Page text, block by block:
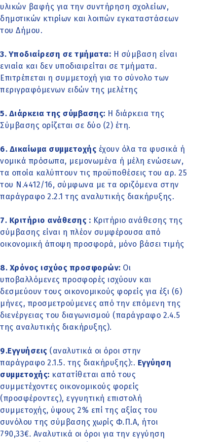
υλικών βαφής για την συντήρηση σχολείων,
δημοτικών κτιρίων και λοιπών εγκαταστάσεων
του Δήμου.
3. Υποδιαίρεση σε τμήματα: Η σύμβαση είναι
ενιαία και δεν υποδιαιρείται σε τμήματα.
Επιτρέπεται η συμμετοχή για το σύνολο των
περιγραφόμενων ειδών της μελέτης
5. Διάρκεια της σύμβασης: Η διάρκεια της
Σύμβασης ορίζεται σε δύο (2) έτη.
6. Δικαίωμα συμμετοχής έχουν όλα τα φυσικά ή
νομικά πρόσωπα, μεμονωμένα ή μέλη ενώσεων,
τα οποία καλύπτουν τις προϋποθέσεις του αρ. 25
του Ν.4412/16, σύμφωνα με τα οριζόμενα στην
παράγραφο 2.2.1 της αναλυτικής διακήρυξης.
7. Κριτήριο ανάθεσης : Κριτήριο ανάθεσης της
σύμβασης είναι η πλέον συμφέρουσα από
οικονομική άποψη προσφορά, μόνο βάσει τιμής
8. Χρόνος ισχύος προσφορών: Οι
υποβαλλόμενες προσφορές ισχύουν και
δεσμεύουν τους οικονομικούς φορείς για έξι (6)
μήνες, προσμετρούμενες από την επόμενη της
διενέργειας του διαγωνισμού (παράγραφο 2.4.5
της αναλυτικής διακήρυξης).
9.Εγγυήσεις (αναλυτικά οι όροι στην
παράγραφο 2.1.5. της διακήρυξης):. Εγγύηση
συμμετοχής: κατατίθεται από τους
συμμετέχοντες οικονομικούς φορείς
(προσφέροντες), εγγυητική επιστολή
συμμετοχής, ύψους 2% επί της αξίας του
συνόλου της σύμβασης χωρίς Φ.Π.Α, ήτοι
790,33€. Αναλυτικά οι όροι για την εγγύηση